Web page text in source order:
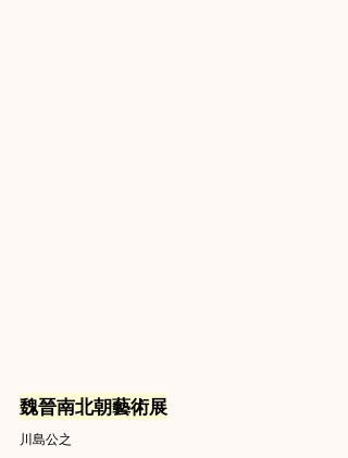
魏晉南北朝藝術展
川島公之